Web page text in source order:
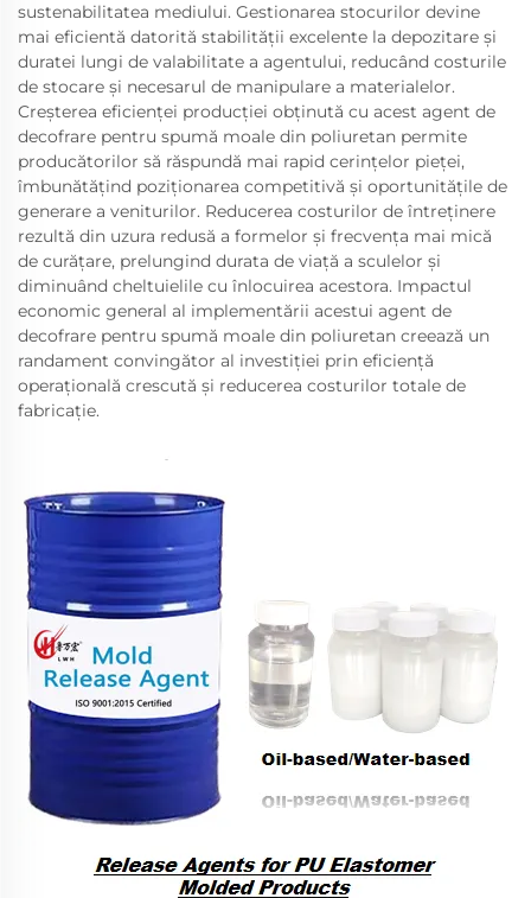
sustenabilitatea mediului. Gestionarea stocurilor devine
mai eficientă datorită stabilității excelente la depozitare și
duratei lungi de valabilitate a agentului, reducând costurile
de stocare și necesarul de manipulare a materialelor.
Creșterea eficienței producției obținută cu acest agent de
decofrare pentru spumă moale din poliuretan permite
producătorilor să răspundă mai rapid cerințelor pieței,
îmbunătățind poziționarea competitivă și oportunitățile de
generare a veniturilor. Reducerea costurilor de întreținere
rezultă din uzura redusă a formelor și frecvența mai mică
de curățare, prelungind durata de viață a sculelor și
diminuând cheltuielile cu înlocuirea acestora. Impactul
economic general al implementării acestui agent de
decofrare pentru spumă moale din poliuretan creează un
randament convingător al investiției prin eficiență
operațională crescută și reducerea costurilor totale de
fabricație.